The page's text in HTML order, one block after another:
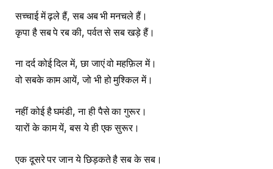
सच्चाई में ढ़ले हैं, सब अब भी मनचले हैं।
कृपा है सब पे रब की, पर्वत से सब खड़े हैं।
ना दर्द कोई दिल में, छा जाएं वो महफ़िल में।
वो सबके काम आयें, जो भी हो मुश्किल में।
नहीं कोई है घमंडी, ना ही पैसे का गुरूर।
यारों के काम यें, बस ये ही एक सुरूर।
एक दूसरे पर जान ये छिड़कते है सब के सब।